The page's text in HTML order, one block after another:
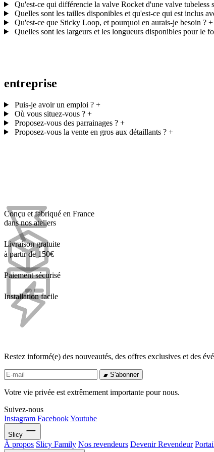
Qu'est-ce qui différencie la valve Rocket d'une valve tubeless
Quelles sont les tailles disponibles et qu'est-ce qui est inclus
Qu'est-ce que Sticky Loop, et pourquoi en aurais-je besoin ? +
Quelles sont les largeurs et les longueurs disponibles pour le
entreprise
Puis-je avoir un emploi ? +
Où vous situez-vous ? +
Proposez-vous des parrainages ? +
Proposez-vous la vente en gros aux détaillants ? +
Conçu et fabriqué en France
dans nos ateliers
Livraison gratuite
à partir de 150€
Paiement sécurisé
Installation facile
Restez informé(e) des nouveautés, des offres exclusives et des
S'abonner
Votre vie privée est extrêmement importante pour nous.
Suivez-nous
Instagram FacebookYoutube
Slicy
À propos Slicy Family Nos revendeurs Devenir Revendeur